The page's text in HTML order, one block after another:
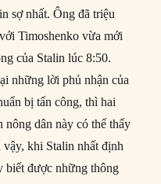
sợ nhất. Ông đã triệu
Timoshenko vừa mới
của Stalin lúc 8:50.
những lời phủ nhận của
bị tấn công, thì hai
dân này có thể thấy
khi Stalin nhất định
biết được những thông